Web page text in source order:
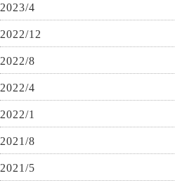
2023/4
2022/12
2022/8
2022/4
2022/1
2021/8
2021/5